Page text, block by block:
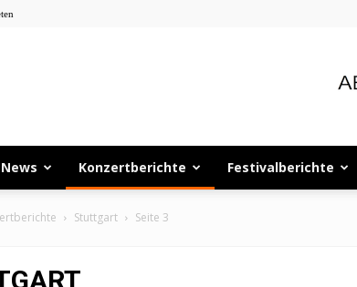
News Konzertberichte Festivalberichte
Stuttgart Seite 3